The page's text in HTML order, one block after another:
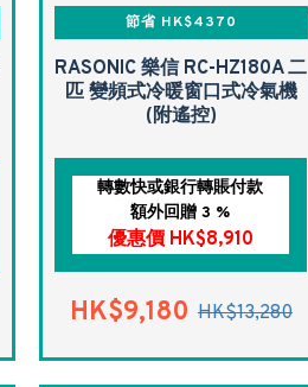
節省 HK$4370
RASONIC 樂信 RC-HZ180A 二
匹 變頻式冷暖窗口式冷氣機
(附遙控)
轉數快或銀行轉賬付款
額外回贈 3 %
優惠價 HK$8,910
HK$9,180 HK$13,280